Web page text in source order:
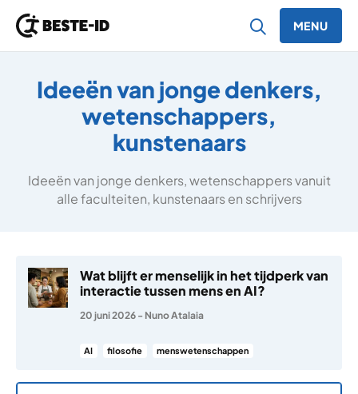
MENU
Ideeën van jonge denkers,
wetenschappers,
kunstenaars
Ideeën van jonge denkers, wetenschappers vanuit
alle faculteiten, kunstenaars en schrijvers
Wat blijft er menselijk in het tijdperk van
interactie tussen mens en AI?
20 juni 2026 - Nuno Atalaia
AI filosofie menswetenschappen